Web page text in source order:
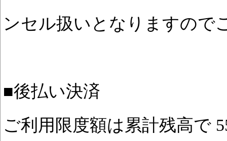
ンセル扱いとなりますので
■後払い決済
ご利用限度額は累計残高で